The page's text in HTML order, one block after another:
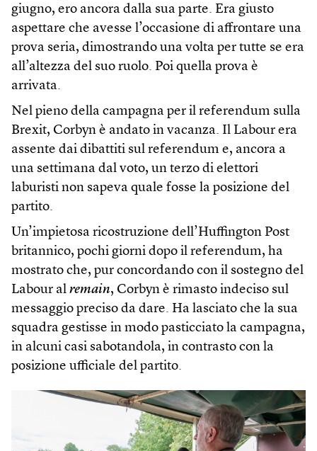
giugno, ero ancora dalla sua parte. Era giusto
aspettare che avesse l’occasione di affrontare una
prova seria, dimostrando una volta per tutte se era
all’altezza del suo ruolo. Poi quella prova è
arrivata.
Nel pieno della campagna per il referendum sulla
Brexit, Corbyn è andato in vacanza. Il Labour era
assente dai dibattiti sul referendum e, ancora a
una settimana dal voto, un terzo di elettori
laburisti non sapeva quale fosse la posizione del
partito.
Un’impietosa ricostruzione dell’Huffington Post
britannico, pochi giorni dopo il referendum, ha
mostrato che, pur concordando con il sostegno del
Labour al remain, Corbyn è rimasto indeciso sul
messaggio preciso da dare. Ha lasciato che la sua
squadra gestisse in modo pasticciato la campagna,
in alcuni casi sabotandola, in contrasto con la
posizione ufficiale del partito.